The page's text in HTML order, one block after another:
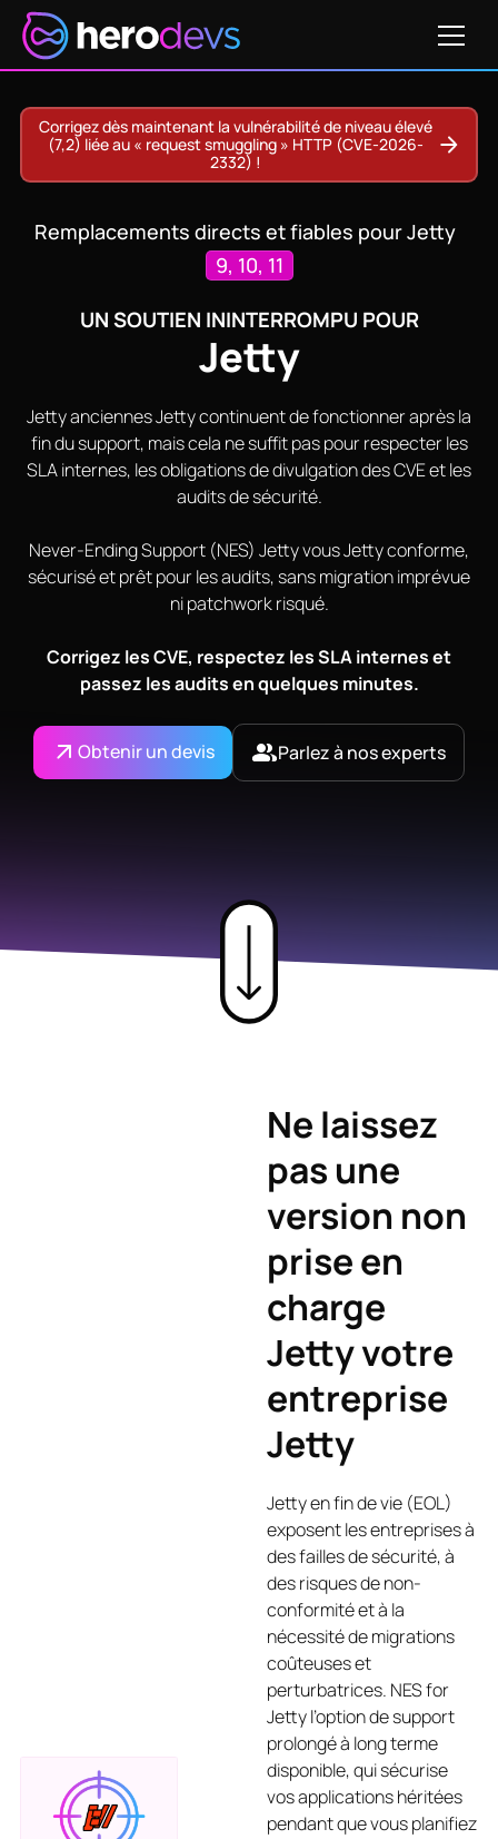
Corrigez dès maintenant la vulnérabilité de niveau élevé
(7,2) liée au « request smuggling » HTTP (CVE-2026-
2332) !
Remplacements directs et fiables pour Jetty
9, 10, 11
UN SOUTIEN ININTERROMPU POUR
Jetty
Jetty anciennes Jetty continuent de fonctionner après la
fin du support, mais cela ne suffit pas pour respecter les
SLA internes, les obligations de divulgation des CVE et les
audits de sécurité.
Never-Ending Support (NES) Jetty vous Jetty conforme,
sécurisé et prêt pour les audits, sans migration imprévue
ni patchwork risqué.
Corrigez les CVE, respectez les SLA internes et
passez les audits en quelques minutes.
Obtenir un devis Parlez à nos experts
Obtenir un devis
Ne laissez
pas une
version non
prise en
charge
Jetty votre
entreprise
Jetty
Jetty en fin de vie (EOL)
exposent les entreprises à
des failles de sécurité, à
des risques de non-
conformité et à la
nécessité de migrations
coûteuses et
perturbatrices. NES for
Jetty l’option de support
prolongé à long terme
disponible, qui sécurise
vos applications héritées
pendant que vous planifiez